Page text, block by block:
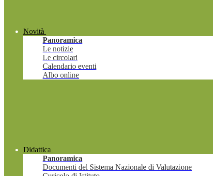
Novità
Panoramica
Le notizie
Le circolari
Calendario eventi
Albo online
Didattica
Panoramica
Documenti del Sistema Nazionale di Valutazione